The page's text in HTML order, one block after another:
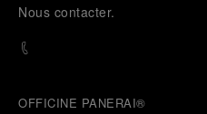
Nous contacter.
OFFICINE PANERAI®